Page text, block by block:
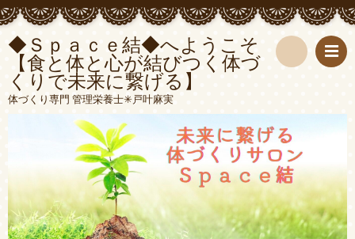
◆Ｓｐａｃｅ結◆へようこそ
【食と体と心が結びつく体づ
くりで未来に繋げる】
体づくり専門 管理栄養士✳︎戸叶麻実
索